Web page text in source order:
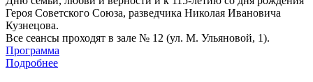
Героя Советского Союза, разведчика Николая Ивановича
Кузнецова.
Все сеансы проходят в зале № 12 (ул. М. Ульяновой, 1).
Программа
Подробнее